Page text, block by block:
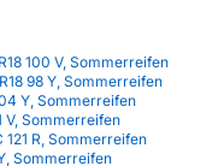
100 V, Sommerreifen
98 Y, Sommerreifen
Y, Sommerreifen
V, Sommerreifen
R, Sommerreifen
Sommerreifen